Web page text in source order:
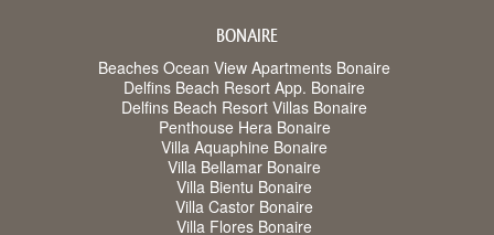
BONAIRE
Beaches Ocean View Apartments Bonaire
Delfins Beach Resort App. Bonaire
Delfins Beach Resort Villas Bonaire
Penthouse Hera Bonaire
Villa Aquaphine Bonaire
Villa Bellamar Bonaire
Villa Bientu Bonaire
Villa Castor Bonaire
Villa Flores Bonaire